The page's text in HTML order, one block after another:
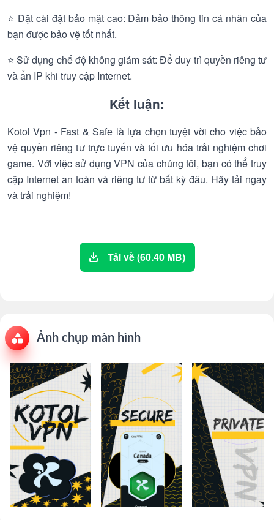
⭐ Đặt cài đặt bảo mật cao: Đảm bảo thông tin cá nhân của
bạn được bảo vệ tốt nhất.
⭐ Sử dụng chế độ không giám sát: Để duy trì quyền riêng tư
và ẩn IP khi truy cập Internet.
Kết luận:
Kotol Vpn - Fast & Safe là lựa chọn tuyệt vời cho việc bảo
vệ quyền riêng tư trực tuyến và tối ưu hóa trải nghiệm chơi
game. Với việc sử dụng VPN của chúng tôi, bạn có thể truy
cập Internet an toàn và riêng tư từ bất kỳ đâu. Hãy tải ngay
và trải nghiệm!
Tải về (60.40 MB)
Ảnh chụp màn hình